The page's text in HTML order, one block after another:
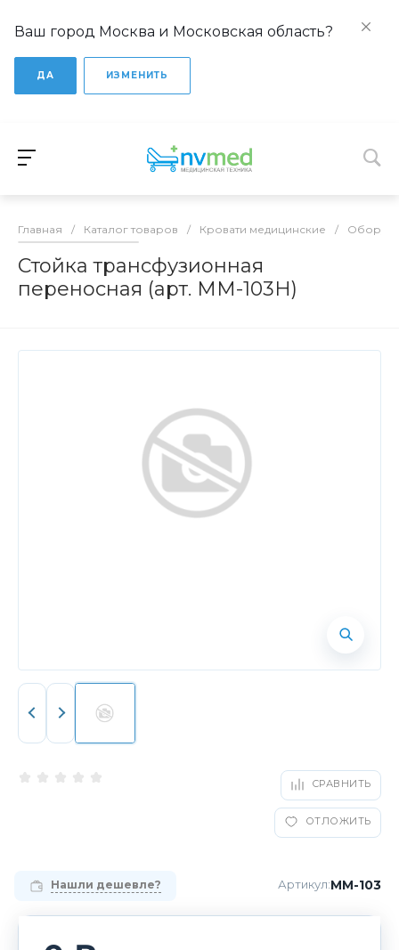
Ваш город Москва и Московская область?
ДА ИЗМЕНИТЬ
Главная / Каталог товаров / Кровати медицинские /
Стойка трансфузионная
переносная (арт. ММ-103H)
СРАВНИТЬ
ОТЛОЖИТЬ
Артикул:ММ-103
Нашли дешевле?